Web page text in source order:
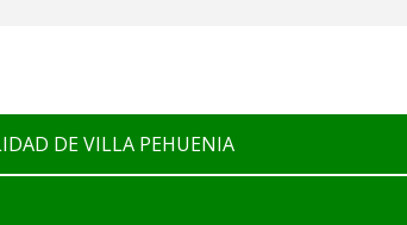
DE VILLA PEHUENIA